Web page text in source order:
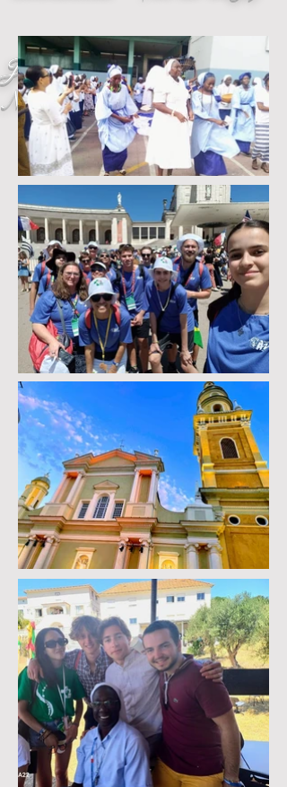
Juillet 2023 -
Nouvelles